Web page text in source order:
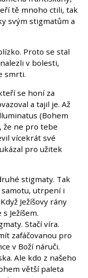
tě mnoho ctili, tak
svým stigmatům a
Proto se stal
v bolesti,
smrti.
se honí za
a tajil je. Až
(Bohem
že ne pro tebe
vícekrát své
pro užitek
stigmaty. Tak
samotu, utrpení i
Ježíšovy rány
Ježíšem.
Stačí víra.
zafáčovanou pro
v Boží náruči.
Ale kdo z našeho
větší paleta